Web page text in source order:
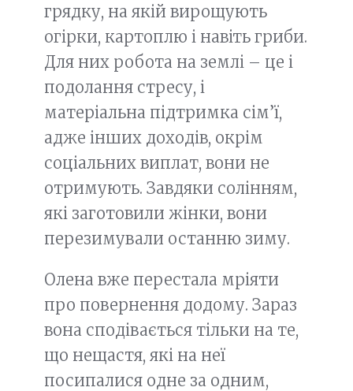
грядку, на якій вирощують
огірки, картоплю і навіть гриби.
Для них робота на землі – це і
подолання стресу, і
матеріальна підтримка сім’ї,
адже інших доходів, окрім
соціальних виплат, вони не
отримують. Завдяки солінням,
які заготовили жінки, вони
перезимували останню зиму.
Олена вже перестала мріяти
про повернення додому. Зараз
вона сподівається тільки на те,
що нещастя, які на неї
посипалися одне за одним,